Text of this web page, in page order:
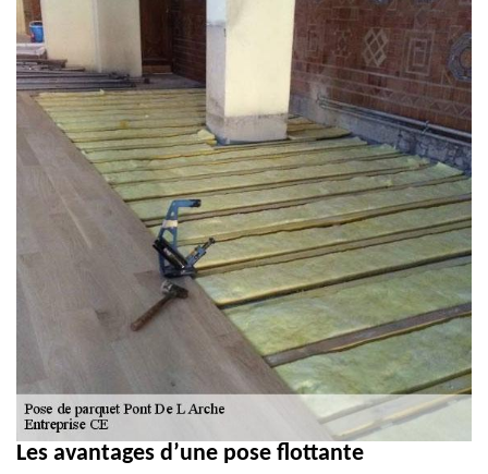
Les avantages d’une pose flottante